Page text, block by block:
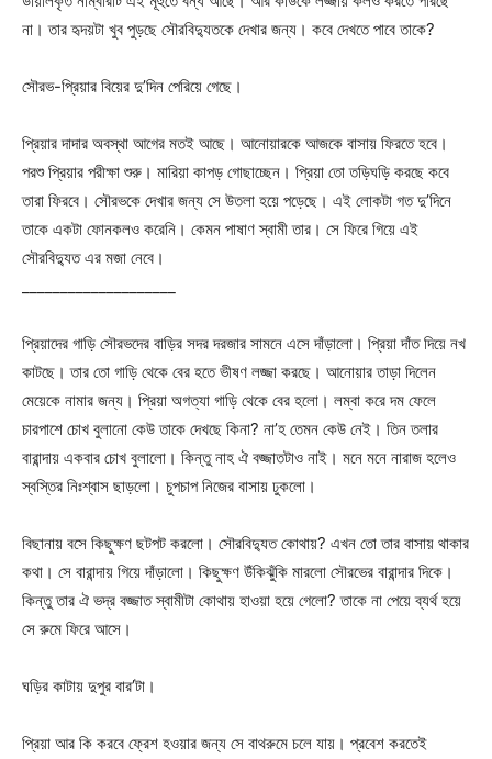
না। তার হৃদয়টা খুব পুড়ছে সৌরবিদ্যুতকে দেখার জন্য। কবে দেখতে পাবে তাকে?
সৌরভ-প্রিয়ার বিয়ের দু’দিন পেরিয়ে গেছে।
প্রিয়ার দাদার অবস্থা আগের মতই আছে। আনোয়ারকে আজকে বাসায় ফিরতে হবে।
পরশু প্রিয়ার পরীক্ষা শুরু। মারিয়া কাপড় গোছাচ্ছেন। প্রিয়া তো তড়িঘড়ি করছে কবে
তারা ফিরবে। সৌরভকে দেখার জন্য সে উতলা হয়ে পড়েছে। এই লোকটা গত দু’দিনে
তাকে একটা ফোনকলও করেনি। কেমন পাষাণ স্বামী তার। সে ফিরে গিয়ে এই
সৌরবিদ্যুত এর মজা নেবে।
প্রিয়াদের গাড়ি সৌরভদের বাড়ির সদর দরজার সামনে এসে দাঁড়ালো। প্রিয়া দাঁত দিয়ে নখ
কাটছে। তার তো গাড়ি থেকে বের হতে ভীষণ লজ্জা করছে। আনোয়ার তাড়া দিলেন
মেয়েকে নামার জন্য। প্রিয়া অগত্যা গাড়ি থেকে বের হলো। লম্বা করে দম ফেলে
চারপাশে চোখ বুলানো কেউ তাকে দেখছে কিনা? না’হ তেমন কেউ নেই। তিন তলার
বারান্দায় একবার চোখ বুলালো। কিন্তু নাহ ঐ বজ্জাতটাও নাই। মনে মনে নারাজ হলেও
স্বস্তির নিঃশ্বাস ছাড়লো। চুপচাপ নিজের বাসায় ঢুকলো।
বিছানায় বসে কিছুক্ষণ ছটপট করলো। সৌরবিদ্যুত কোথায়? এখন তো তার বাসায় থাকার
কথা। সে বারান্দায় গিয়ে দাঁড়ালো। কিছুক্ষণ উঁকিঝুঁকি মারলো সৌরভের বারান্দার দিকে।
কিন্তু তার ঐ ভদ্র বজ্জাত স্বামীটা কোথায় হাওয়া হয়ে গেলো? তাকে না পেয়ে ব্যর্থ হয়ে
সে রুমে ফিরে আসে।
ঘড়ির কাটায় দুপুর বার’টা।
প্রিয়া আর কি করবে ফ্রেশ হওয়ার জন্য সে বাথরুমে চলে যায়। প্রবেশ করতেই